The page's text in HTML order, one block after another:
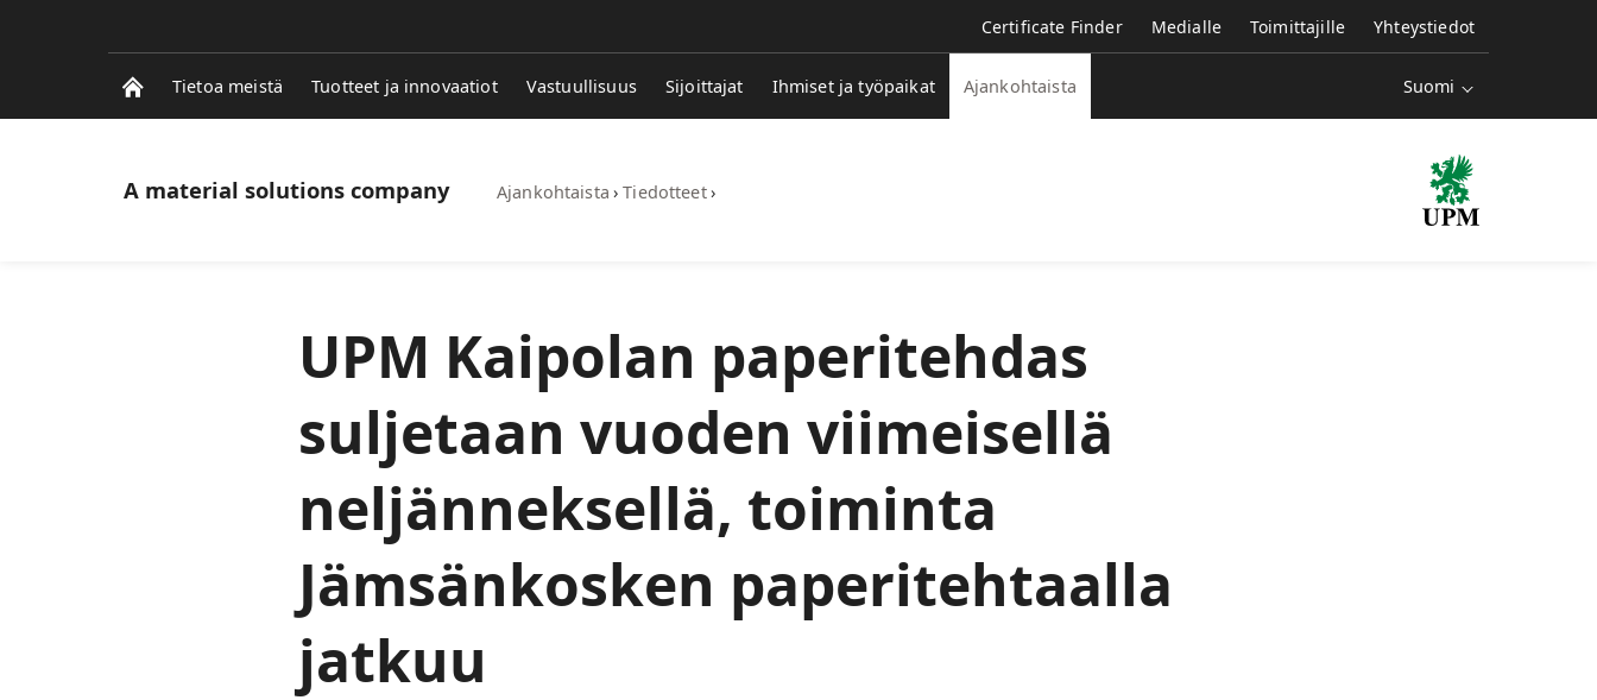
Certificate Finder Medialle Toimittajille Yhteystiedot
Suomi
Tietoa meistä Tuotteet ja innovaatiot Vastuullisuus Sijoittajat Ihmiset ja työpaikat Ajankohtaista
A material solutions company Ajankohtaista › Tiedotteet›
UPM Kaipolan paperitehdas
suljetaan vuoden viimeisellä
neljänneksellä, toiminta
Jämsänkosken paperitehtaalla
jatkuu